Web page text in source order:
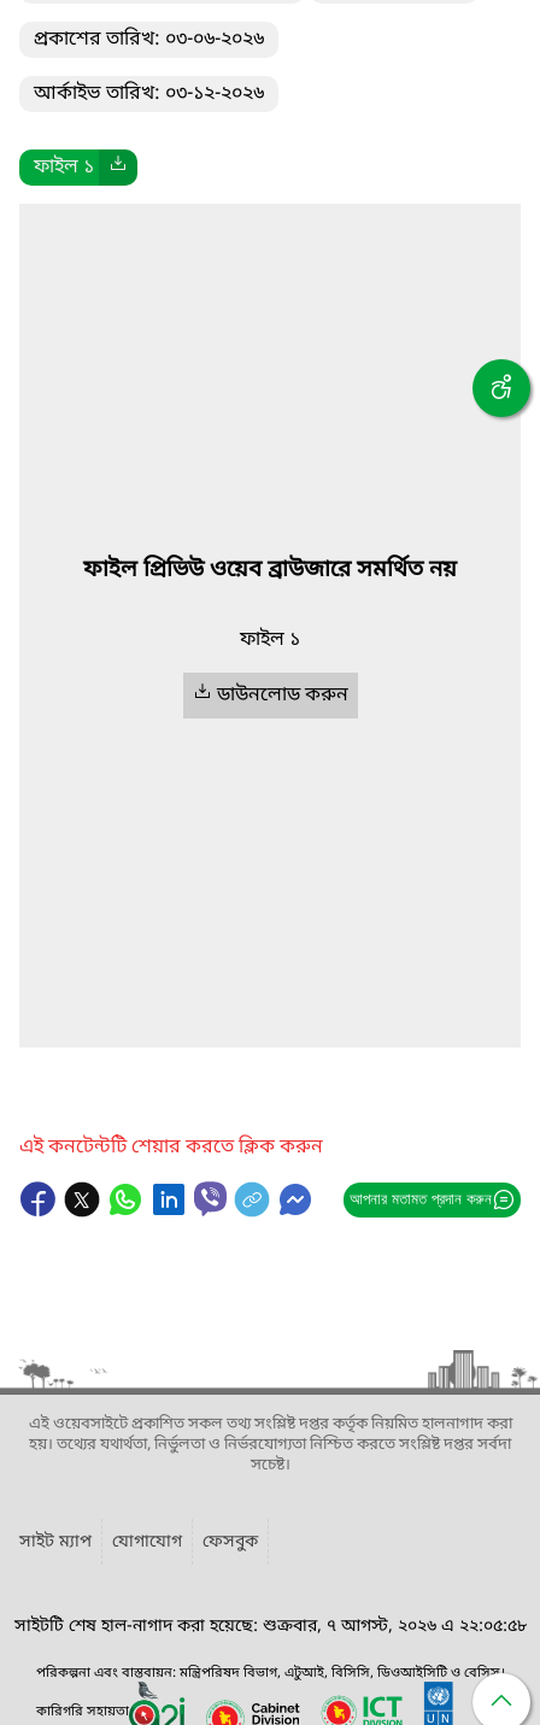
প্রকাশের তারিখ: ০৩-০৬-২০২৬
আর্কাইভ তারিখ: ০৩-১২-২০২৬
ফাইল ১
ফাইল প্রিভিউ ওয়েব ব্রাউজারে সমর্থিত নয়
ফাইল ১
ডাউনলোড করুন
এই কনটেন্টটি শেয়ার করতে ক্লিক করুন
আপনার মতামত প্রদান করুন
এই ওয়েবসাইটে প্রকাশিত সকল তথ্য সংশ্লিষ্ট দপ্তর কর্তৃক নিয়মিত হালনাগাদ করা
হয়। তথ্যের যথার্থতা, নির্ভুলতা ও নির্ভরযোগ্যতা নিশ্চিত করতে সংশ্লিষ্ট দপ্তর সর্বদা
সচেষ্ট।
সাইট ম্যাপ যোগাযোগ ফেসবুক
সাইটটি শেষ হাল-নাগাদ করা হয়েছে: শুক্রবার, ৭ আগস্ট, ২০২৬ এ ২২:০৫:৫৮
পরিকল্পনা এবং বাস্তবায়ন: মন্ত্রিপরিষদ বিভাগ, এটুআই, বিসিসি, ডিওআইসিটি ও বেসিস।
কারিগরি সহায়তা